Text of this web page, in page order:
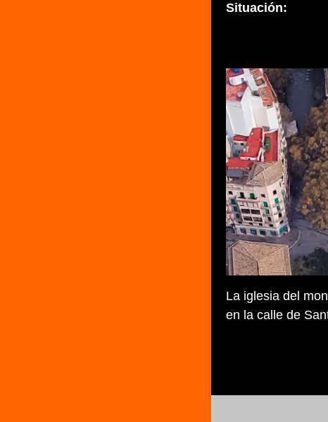
Situación:
La iglesia del
en la calle de